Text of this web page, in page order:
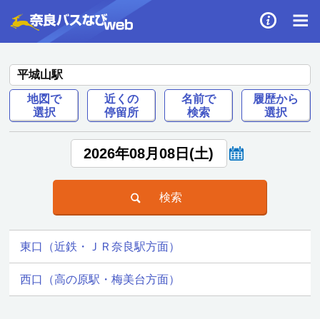
平城山駅
地図で
選択
近くの
停留所
名前で
検索
履歴から
選択
東口（近鉄・ＪＲ奈良駅方面）
西口（高の原駅・梅美台方面）